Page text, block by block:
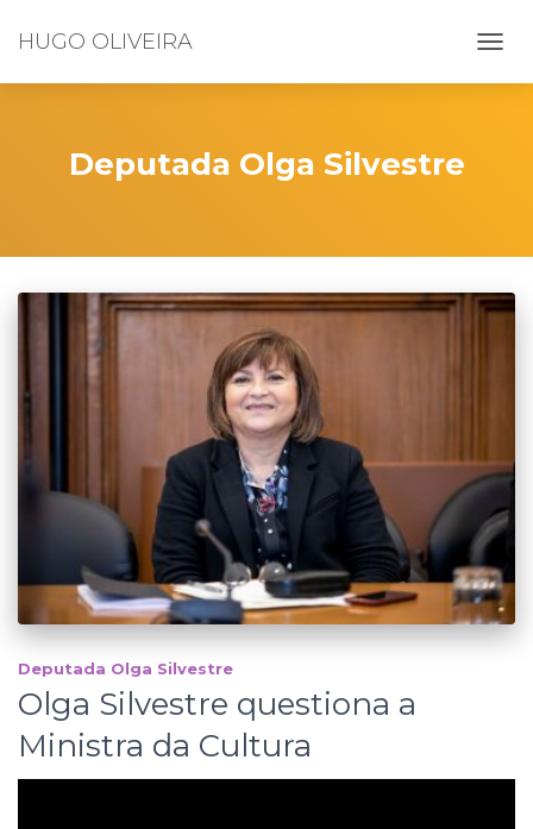
HUGO OLIVEIRA
A
Deputada Olga Silvestre
Deputada Olga Silvestre
Olga Silvestre questiona a
Ministra da Cultura